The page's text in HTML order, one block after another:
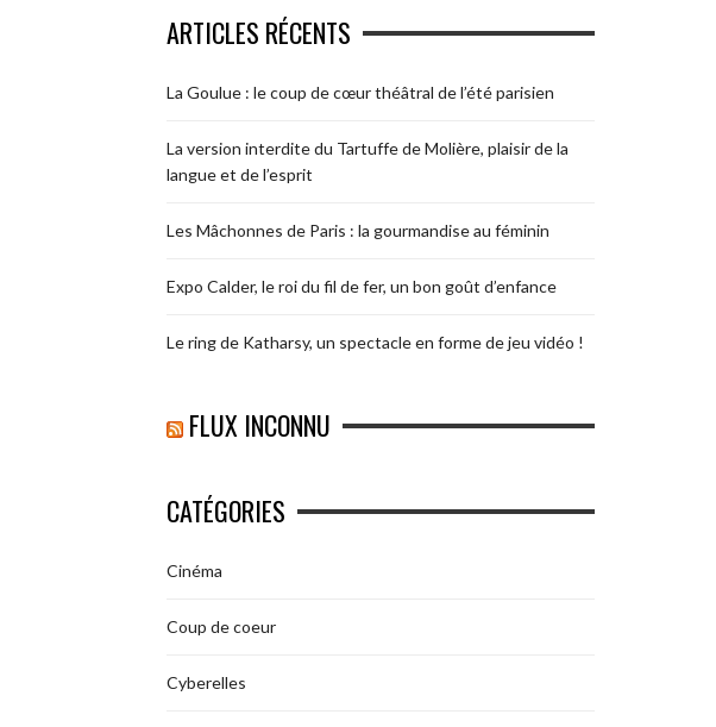
ARTICLES RÉCENTS
La Goulue : le coup de cœur théâtral de l’été parisien
La version interdite du Tartuffe de Molière, plaisir de la
langue et de l’esprit
Les Mâchonnes de Paris : la gourmandise au féminin
Expo Calder, le roi du fil de fer, un bon goût d’enfance
Le ring de Katharsy, un spectacle en forme de jeu vidéo !
FLUX INCONNU
CATÉGORIES
Cinéma
Coup de coeur
Cyberelles